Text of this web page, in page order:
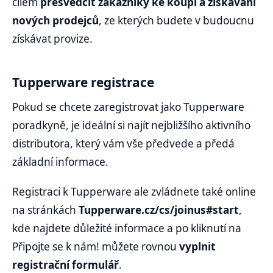
nových prodejců, ze kterých budete v budoucnu
získávat provize.
Tupperware registrace
Pokud se chcete zaregistrovat jako Tupperware
poradkyně, je ideální si najít nejbližšího aktivního
distributora, který vám vše předvede a předá
základní informace.
Registraci k Tupperware ale zvládnete také online
na stránkách Tupperware.cz/cs/joinus#start,
kde najdete důležité informace a po kliknutí na
Připojte se k nám! můžete rovnou vyplnit
registrační formulář.